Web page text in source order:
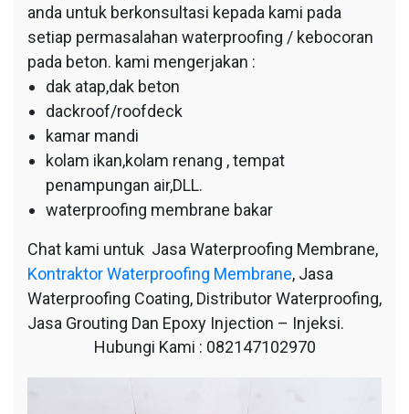
anda untuk berkonsultasi kepada kami pada
setiap permasalahan waterproofing / kebocoran
pada beton. kami mengerjakan :
dak atap,dak beton
dackroof/roofdeck
kamar mandi
kolam ikan,kolam renang , tempat
penampungan air,DLL.
waterproofing membrane bakar
Chat kami untuk Jasa Waterproofing Membrane,
Kontraktor Waterproofing Membrane, Jasa
Waterproofing Coating, Distributor Waterproofing,
Jasa Grouting Dan Epoxy Injection – Injeksi.
Hubungi Kami : 082147102970